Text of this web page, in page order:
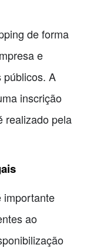
de forma
e
públicos. A
inscrição
realizado pela
importante
ao